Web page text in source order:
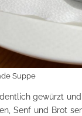
Suppe
gewürzt
Senf und Brot